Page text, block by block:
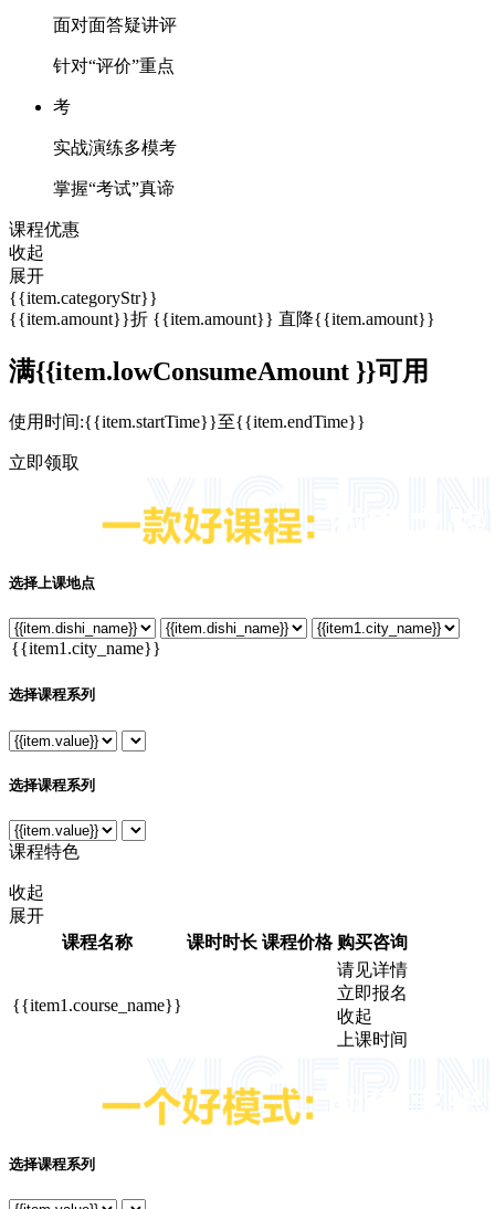
面对面答疑讲评
针对“评价”重点
考
实战演练多模考
掌握“考试”真谛
课程优惠
收起
展开
{{item.categoryStr}}
{{item.amount}}折 {{item.amount}} 直降{{item.amount}}
满{{item.lowConsumeAmount }}可用
使用时间:{{item.startTime}}至{{item.endTime}}
立即领取
选择上课地点
选择课程系列
选择课程系列
课程特色
收起
展开
课程名称
课时时长 课程价格 购买咨询
{{item1.course_name}}
请见详情
立即报名
收起
上课时间
选择课程系列